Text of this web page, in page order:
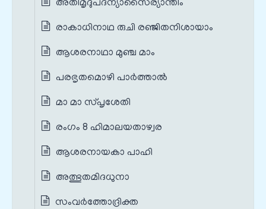
അതിമൃദുപദന്യാസൈര്യാന്തീം
രാകാധിനാഥ രുചി രഞ്ജിതനിശായാം
ആശരനാഥാ മുഞ്ച മാം
പരഭൃതമൊഴി പാർത്താൽ
മാ മാ സ്പൃശേതി
രംഗം 8 ഹിമാലയതാഴ്വര
ആശരനായകാ പാഹി
അത്ഭുതമിദധുനാ
സംവർത്തോദ്രിക്ത